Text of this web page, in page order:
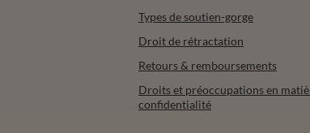
Types de soutien-gorge
Droit de rétractation
Retours & remboursements
Droits et préoccupations en
confidentialité